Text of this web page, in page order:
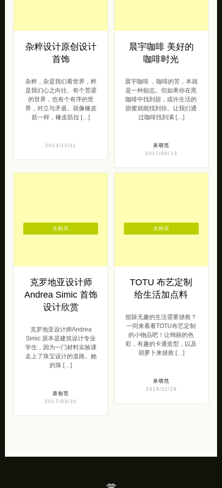
杂粹设计原创设计
首饰
杂粹，杂是我们看世界，粹
是我们心之向往。有个荒谬
的世界，也有个有序的世
界，对立与矛盾。就像橡皮
筋一样，橡皮筋拉 […]
2013/12/11
晨宇咖啡 美好的
咖啡时光
晨宇咖啡 ，咖啡的苦，本就
是一种励志。但如果你在黑
咖啡中找到甜，或许生活的
甜蜜就能找到你。让我们通
过咖啡找到满 […]
呆萌范
2017/04/13
克罗地亚设计师
Andrea Simic 首饰
设计欣赏
克罗地亚设计师Andrea
Simic 原本是建筑设计专业
学生，因为一门材料实验课
走上了珠宝设计的道路。她
的珠 […]
原创范
2017/03/31
去购买
TOTU 布艺定制
给生活加点料
烦躁无趣的生活需要拯救？
一同来看看TOTU布艺定制
的小物品吧！让绚丽的色
彩，有趣的卡通造型，以及
胡萝卜来拯救 […]
呆萌范
2018/11/29
去购买